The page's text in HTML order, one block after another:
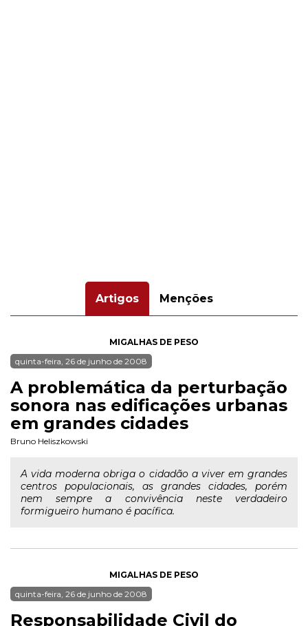
Artigos Menções
MIGALHAS DE PESO
quinta-feira, 26 de junho de 2008
A problemática da perturbação
sonora nas edificações urbanas
em grandes cidades
Bruno Heliszkowski
A vida moderna obriga o cidadão a viver em grandes
centros populacionais, as grandes cidades, porém
nem sempre a convivência neste verdadeiro
formigueiro humano é pacífica.
MIGALHAS DE PESO
quinta-feira, 26 de junho de 2008
Responsabilidade Civil do